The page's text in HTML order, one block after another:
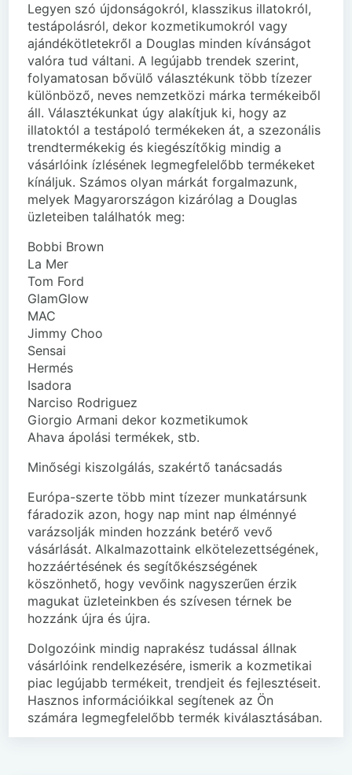
Legyen szó újdonságokról, klasszikus illatokról,
testápolásról, dekor kozmetikumokról vagy
ajándékötletekről a Douglas minden kívánságot
valóra tud váltani. A legújabb trendek szerint,
folyamatosan bővülő választékunk több tízezer
különböző, neves nemzetközi márka termékeiből
áll. Választékunkat úgy alakítjuk ki, hogy az
illatoktól a testápoló termékeken át, a szezonális
trendtermékekig és kiegészítőkig mindig a
vásárlóink ízlésének legmegfelelőbb termékeket
kínáljuk. Számos olyan márkát forgalmazunk,
melyek Magyarországon kizárólag a Douglas
üzleteiben találhatók meg:
Bobbi Brown
La Mer
Tom Ford
GlamGlow
MAC
Jimmy Choo
Sensai
Hermés
Isadora
Narciso Rodriguez
Giorgio Armani dekor kozmetikumok
Ahava ápolási termékek, stb.
Minőségi kiszolgálás, szakértő tanácsadás
Európa-szerte több mint tízezer munkatársunk
fáradozik azon, hogy nap mint nap élménnyé
varázsolják minden hozzánk betérő vevő
vásárlását. Alkalmazottaink elkötelezettségének,
hozzáértésének és segítőkészségének
köszönhető, hogy vevőink nagyszerűen érzik
magukat üzleteinkben és szívesen térnek be
hozzánk újra és újra.
Dolgozóink mindig naprakész tudással állnak
vásárlóink rendelkezésére, ismerik a kozmetikai
piac legújabb termékeit, trendjeit és fejlesztéseit.
Hasznos információikkal segítenek az Ön
számára legmegfelelőbb termék kiválasztásában.